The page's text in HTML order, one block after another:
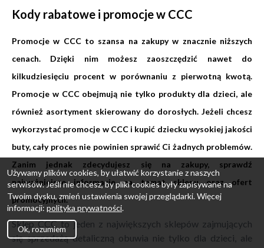
Kody rabatowe i promocje w CCC
Promocje w CCC to szansa na zakupy w znacznie niższych
cenach. Dzięki nim możesz zaoszczędzić nawet do
kilkudziesięciu procent w porównaniu z pierwotną kwotą.
Promocje w CCC obejmują nie tylko produkty dla dzieci, ale
również asortyment skierowany do dorosłych. Jeżeli chcesz
wykorzystać promocje w CCC i kupić dziecku wysokiej jakości
buty, cały proces nie powinien sprawić Ci żadnych problemów.
Zanim jednak zdecydujesz się na zakupy, sprawdź
najważniejsze informacje na temat sklepu oraz ofert
promocyjnych.
Sklep CCC to jeden z największych sklepów zajmujących
się sprzedażą detaliczną obuwia nie tylko dla dzieci, ale
Używamy plików cookies, by ułatwić korzystanie z naszych
serwisów. Jeśli nie chcesz, by pliki cookies były zapisywane na
Twoim dysku, zmień ustawienia swojej przeglądarki. Więcej
informacji: polityka prywatności.
Ok, rozumiem